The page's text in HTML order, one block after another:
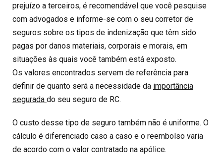
prejuízo a terceiros, é recomendável que você pesquise
com advogados e informe-se com o seu corretor de
seguros sobre os tipos de indenização que têm sido
pagas por danos materiais, corporais e morais, em
situações às quais você também está exposto.
Os valores encontrados servem de referência para
definir de quanto será a necessidade da importância
segurada do seu seguro de RC.
O custo desse tipo de seguro também não é uniforme. O
cálculo é diferenciado caso a caso e o reembolso varia
de acordo com o valor contratado na apólice.